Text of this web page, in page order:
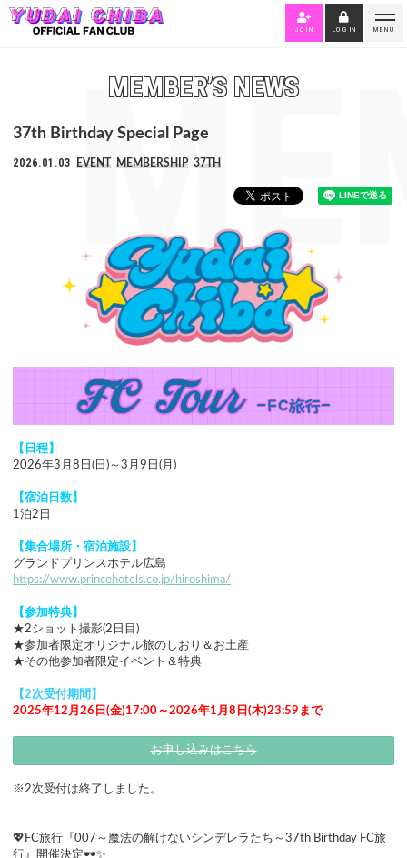
JOIN LOGIN MENU
MEMBER’S NEWS
37th Birthday Special Page
2026.01.03 EVENT MEMBERSHIP 37TH
【日程】
2026年3月8日(日)～3月9日(月)
【宿泊日数】
1泊2日
【集合場所・宿泊施設】
グランドプリンスホテル広島
https://www.princehotels.co.jp/hiroshima/
【参加特典】
★2ショット撮影(2日目)
★参加者限定オリジナル旅のしおり＆お土産
★その他参加者限定イベント＆特典
【2次受付期間】
2025年12月26日(金)17:00～2026年1月8日(木)23:59まで
お申し込みはこちら
※2次受付は終了しました。
💖FC旅行『007～魔法の解けないシンデレラたち～37th Birthday FC旅
行』開催決定🕶✨